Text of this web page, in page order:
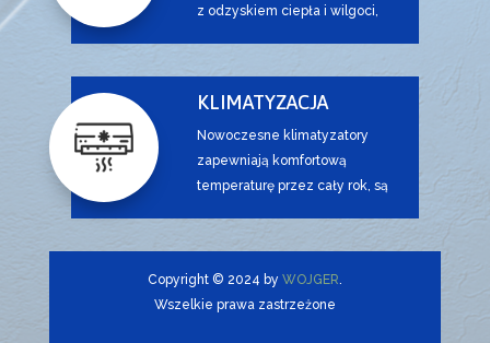
z odzyskiem ciepła i wilgoci,
skutecznie obniża zużycie
energii niezbędnej do ogrzania
domu.
KLIMATYZACJA
Nowoczesne klimatyzatory
zapewniają komfortową
temperaturę przez cały rok, są
jakość powietrza a dzięki funkcji
dodatkowego źródła ciepła.
Copyright © 2024 by WOJGER
Wszelkie prawa zastrzeżone